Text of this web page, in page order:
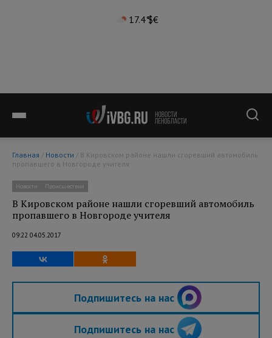
17.4°$€
Главная / Новости
пропавшего в Новгороде учителя
Новости Происшествия
В Кировском районе нашли сгоревший автомобиль
пропавшего в Новгороде учителя
09:22 04.05.2017
Подпишитесь на нас
Подпишитесь на нас